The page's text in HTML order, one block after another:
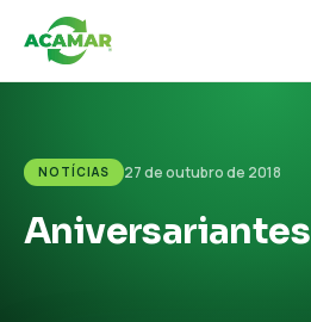
NOTÍCIAS 27 de outubro de 2018